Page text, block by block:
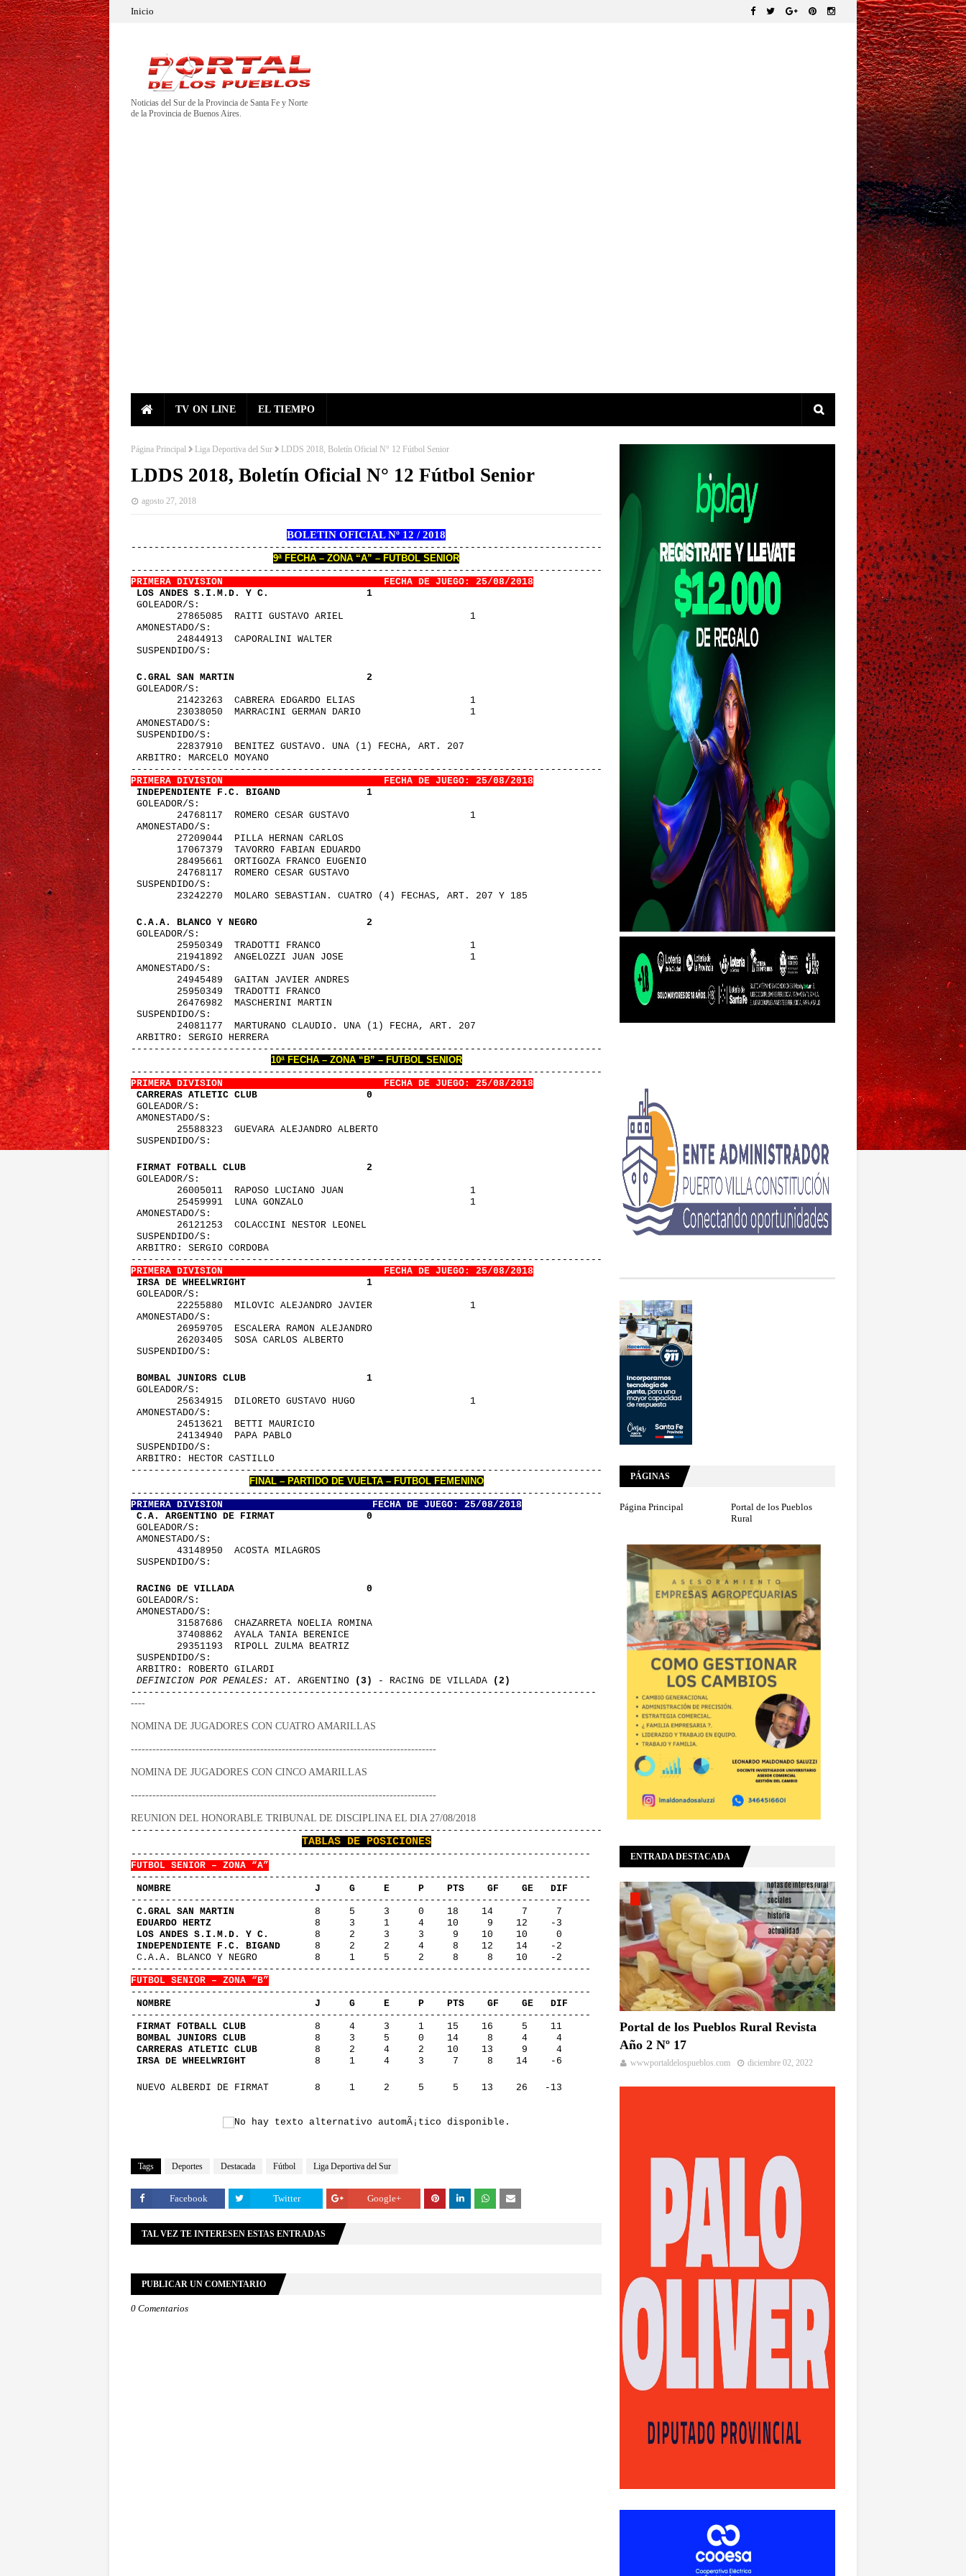
Inicio
Noticias del Sur de la Provincia de Santa Fe y Norte
de la Provincia de Buenos Aires.
TV ON LINE EL TIEMPO
Página Principal Liga Deportiva del Sur LDDS 2018, Boletín Oficial N° 12 Fútbol Senior
LDDS 2018, Boletín Oficial N° 12 Fútbol Senior
agosto 27, 2018
BOLETIN OFICIAL Nº 12 / 2018
-------------------------------------------------------------------------------------
9ª FECHA – ZONA “A” – FUTBOL SENIOR
-------------------------------------------------------------------------------------
PRIMERA DIVISION
FECHA DE JUEGO: 25/08/2018
LOS ANDES S.I.M.D. Y C.                 1
GOLEADOR/S:
27865085  RAITI GUSTAVO ARIEL                      1
AMONESTADO/S:
24844913  CAPORALINI WALTER
SUSPENDIDO/S:
C.GRAL SAN MARTIN                       2
GOLEADOR/S:
21423263  CABRERA EDGARDO ELIAS                    1
23038050  MARRACINI GERMAN DARIO                   1
AMONESTADO/S:
SUSPENDIDO/S:
22837910  BENITEZ GUSTAVO. UNA (1) FECHA, ART. 207
ARBITRO: MARCELO MOYANO
-------------------------------------------------------------------------------------
PRIMERA DIVISION
FECHA DE JUEGO: 25/08/2018
INDEPENDIENTE F.C. BIGAND               1
GOLEADOR/S:
24768117  ROMERO CESAR GUSTAVO                     1
AMONESTADO/S:
27209044  PILLA HERNAN CARLOS
17067379  TAVORRO FABIAN EDUARDO
28495661  ORTIGOZA FRANCO EUGENIO
24768117  ROMERO CESAR GUSTAVO
SUSPENDIDO/S:
23242270  MOLARO SEBASTIAN. CUATRO (4) FECHAS, ART. 207 Y 185
C.A.A. BLANCO Y NEGRO                   2
GOLEADOR/S:
25950349  TRADOTTI FRANCO                          1
21941892  ANGELOZZI JUAN JOSE                      1
AMONESTADO/S:
24945489  GAITAN JAVIER ANDRES
25950349  TRADOTTI FRANCO
26476982  MASCHERINI MARTIN
SUSPENDIDO/S:
24081177  MARTURANO CLAUDIO. UNA (1) FECHA, ART. 207
ARBITRO: SERGIO HERRERA
-------------------------------------------------------------------------------------
10ª FECHA – ZONA “B” – FUTBOL SENIOR
-------------------------------------------------------------------------------------
PRIMERA DIVISION
FECHA DE JUEGO: 25/08/2018
CARRERAS ATLETIC CLUB                   0
GOLEADOR/S:
AMONESTADO/S:
25588323  GUEVARA ALEJANDRO ALBERTO
SUSPENDIDO/S:
FIRMAT FOTBALL CLUB                     2
GOLEADOR/S:
26005011  RAPOSO LUCIANO JUAN                      1
25459991  LUNA GONZALO                             1
AMONESTADO/S:
26121253  COLACCINI NESTOR LEONEL
SUSPENDIDO/S:
ARBITRO: SERGIO CORDOBA
-------------------------------------------------------------------------------------
PRIMERA DIVISION
FECHA DE JUEGO: 25/08/2018
IRSA DE WHEELWRIGHT                     1
GOLEADOR/S:
22255880  MILOVIC ALEJANDRO JAVIER                 1
AMONESTADO/S:
26959705  ESCALERA RAMON ALEJANDRO
26203405  SOSA CARLOS ALBERTO
SUSPENDIDO/S:
BOMBAL JUNIORS CLUB                     1
GOLEADOR/S:
25634915  DILORETO GUSTAVO HUGO                    1
AMONESTADO/S:
24513621  BETTI MAURICIO
24134940  PAPA PABLO
SUSPENDIDO/S:
ARBITRO: HECTOR CASTILLO
-------------------------------------------------------------------------------------
FINAL – PARTIDO DE VUELTA – FUTBOL FEMENINO
-------------------------------------------------------------------------------------
PRIMERA DIVISION
FECHA DE JUEGO: 25/08/2018
C.A. ARGENTINO DE FIRMAT                0
GOLEADOR/S:
AMONESTADO/S:
43148950  ACOSTA MILAGROS
SUSPENDIDO/S:
RACING DE VILLADA                       0
GOLEADOR/S:
AMONESTADO/S:
31587686  CHAZARRETA NOELIA ROMINA
37408862  AYALA TANIA BERENICE
29351193  RIPOLL ZULMA BEATRIZ
SUSPENDIDO/S:
ARBITRO: ROBERTO GILARDI
DEFINICION POR PENALES:
AT. ARGENTINO (3) - RACING DE VILLADA
(2)
---------------------------------------------------------------------------------
----
NOMINA DE JUGADORES CON CUATRO AMARILLAS
-------------------------------------------------------------------------------------
NOMINA DE JUGADORES CON CINCO AMARILLAS
-------------------------------------------------------------------------------------
REUNION DEL HONORABLE TRIBUNAL DE DISCIPLINA EL DIA 27/08/2018
-------------------------------------------------------------------------------------
TABLAS DE POSICIONES
--------------------------------------------------------------------------------
FUTBOL SENIOR – ZONA “A”
--------------------------------------------------------------------------------
NOMBRE                         J     G     E     P    PTS    GF    GE   DIF
--------------------------------------------------------------------------------
C.GRAL SAN MARTIN 8     5     3     0    18    14     7     7
EDUARDO HERTZ 8     3     1     4    10     9    12    -3
LOS ANDES S.I.M.D. Y C.
8     2     3     3     9    10    10     0
INDEPENDIENTE F.C. BIGAND 8     2     2     4     8    12    14    -2
C.A.A. BLANCO Y NEGRO          8     1     5     2     8     8    10    -2
--------------------------------------------------------------------------------
FUTBOL SENIOR – ZONA “B”
--------------------------------------------------------------------------------
NOMBRE                         J     G     E     P    PTS    GF    GE   DIF
--------------------------------------------------------------------------------
FIRMAT FOTBALL CLUB 8     4     3     1    15    16     5    11
BOMBAL JUNIORS CLUB 8     3     5     0    14     8     4     4
CARRERAS ATLETIC CLUB 8     2     4     2    10    13     9     4
IRSA DE WHEELWRIGHT 8     1     4     3     7     8    14    -6
NUEVO ALBERDI DE FIRMAT        8     1     2     5     5    13    26   -13
Tags Deportes Destacada Fútbol Liga Deportiva del Sur
Facebook Twitter Google+
TAL VEZ TE INTERESEN ESTAS ENTRADAS
PUBLICAR UN COMENTARIO
0 Comentarios
PÁGINAS
Página Principal
Portal de los Pueblos
Rural
ENTRADA DESTACADA
Portal de los Pueblos Rural Revista
Año 2 Nº 17
wwwportaldelospueblos.com diciembre 02, 2022